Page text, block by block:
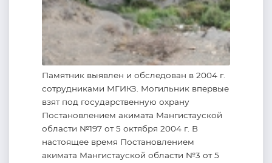
Памятник выявлен и обследован в 2004 г.
сотрудниками МГИКЗ. Могильник впервые
взят под государственную охрану
Постановлением акимата Мангистауской
области №197 от 5 октября 2004 г. В
настоящее время Постановлением
акимата Мангистауской области №3 от 5